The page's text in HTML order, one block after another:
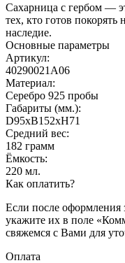
Сахарница с гербом —
тех, кто готов
наследие.
Основные параметры
Артикул:
40290021А06
Материал:
Серебро 925 пробы
Габариты (мм.):
D95хB152хH71
Средний вес:
182 грамм
Ёмкость:
220 мл.
Как оплатить?
Если после оформления
укажите их в поле
свяжемся с Вами для
Оплата